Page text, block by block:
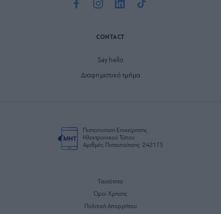
CONTACT
Say hello
Διαφημιστικό τμήμα
Πιστοποίηση Επιχείρησης
Ηλεκτρονικού Τύπου
Αριθμός Πιστοποίησης: 242175
Ταυτότητα
Όροι Χρήσης
Πολιτική Απορρήτου